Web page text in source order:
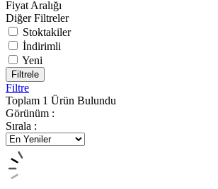
Fiyat Aralığı
Diğer Filtreler
Stoktakiler
İndirimli
Yeni
Filtrele
Filtre
Toplam 1 Ürün Bulundu
Görünüm :
Sırala :